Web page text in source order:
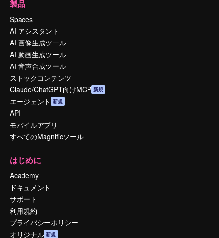
製品
Spaces
AI アシスタント
AI 画像生成ツール
AI 動画生成ツール
AI 音声合成ツール
ストックコンテンツ
Claude/ChatGPT向けMCP 新規
エージェント 新規
API
モバイルアプリ
すべてのMagnificツール
はじめに
Academy
ドキュメント
サポート
利用規約
プライバシーポリシー
オリジナル 新規